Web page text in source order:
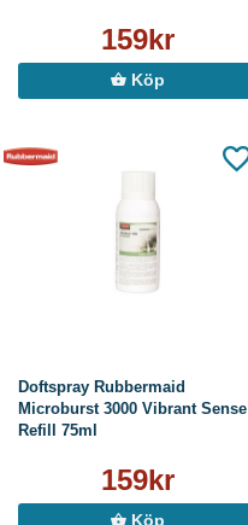
159kr
Köp
Doftspray Rubbermaid
Microburst 3000 Vibrant Sense
Refill 75ml
159kr
Köp